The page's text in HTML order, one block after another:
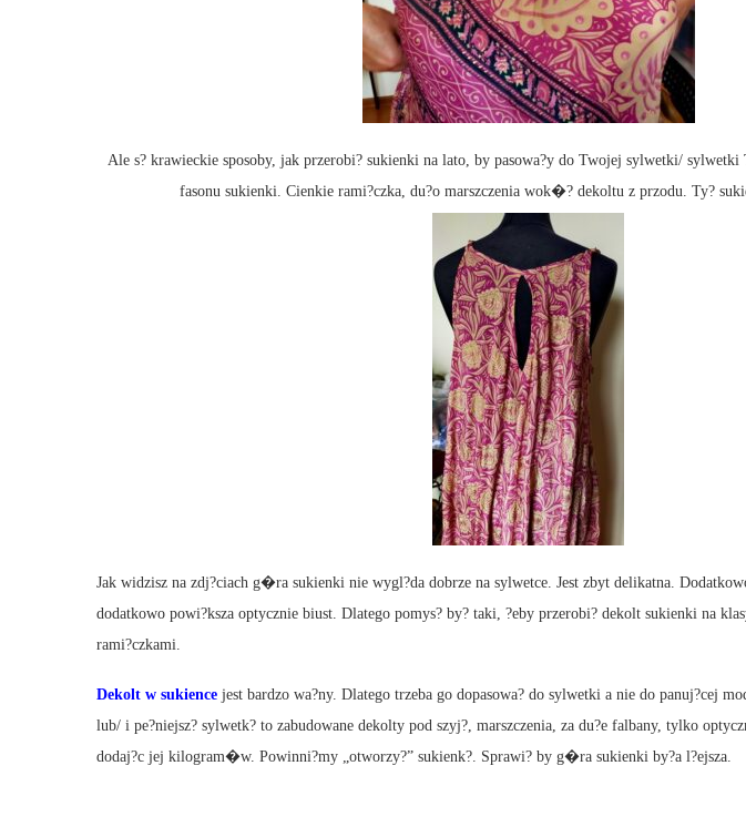
Ale s? krawieckie sposoby, jak przerobi? sukienki na lato, by pasowa?y do Twojej sylwetki/
fasonu sukienki. Cienkie rami?czka, du?o marszczenia wok�? dekoltu z przodu. Ty?
Jak widzisz na zdj?ciach g�ra sukienki nie wygl?da dobrze na sylwetce. Jest zbyt delikatna.
dodatkowo powi?ksza optycznie biust. Dlatego pomys? by? taki, ?eby przerobi? dekolt sukienki na
rami?czkami.
Dekolt w sukience jest bardzo wa?ny. Dlatego trzeba go dopasowa? do sylwetki a nie do panuj?cej
lub/ i pe?niejsz? sylwetk? to zabudowane dekolty pod szyj?, marszczenia, za du?e falbany, tylko
dodaj?c jej kilogram�w. Powinni?my „otworzy?” sukienk?. Sprawi? by g�ra sukienki by?a l?ejsza.